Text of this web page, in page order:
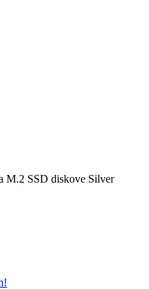
M.2 SSD diskove Silver